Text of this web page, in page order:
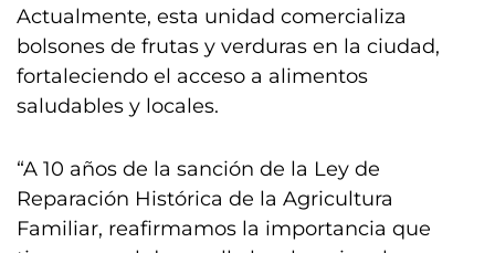
Actualmente, esta unidad comercializa
bolsones de frutas y verduras en la ciudad,
fortaleciendo el acceso a alimentos
saludables y locales.
“A 10 años de la sanción de la Ley de
Reparación Histórica de la Agricultura
Familiar, reafirmamos la importancia que